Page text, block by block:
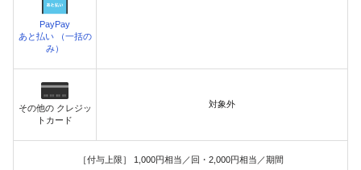
PayPay
あと払い （一括の
み）
その他の クレジッ
トカード
対象外
［付与上限］ 1,000円相当／回・2,000円相当／期間